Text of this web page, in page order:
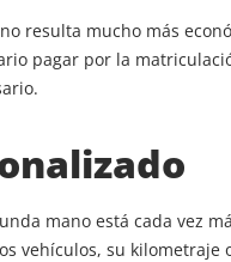
resulta mucho más
pagar por la
mano está cada vez
vehículos, su kilometraje